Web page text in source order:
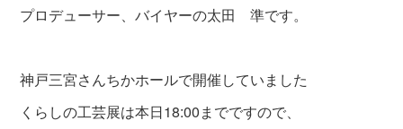
プロデューサー、バイヤーの太田 準です。
神戸三宮さんちかホールで開催していました
くらしの工芸展は本日18:00までですので、